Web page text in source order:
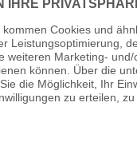
Unsere Prüfsiegel